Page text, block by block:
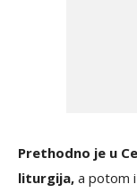
Prethodno je u
liturgija, a potom